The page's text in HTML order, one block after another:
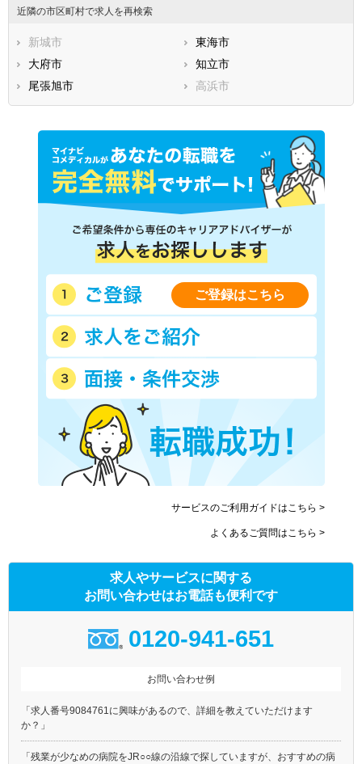
近隣の市区町村で求人を再検索
新城市
東海市
大府市
知立市
尾張旭市
高浜市
ご登録はこちら
サービスのご利用ガイドはこちら >
よくあるご質問はこちら >
求人やサービスに関する
お問い合わせはお電話も便利です
0120-941-651
お問い合わせ例
「求人番号9084761に興味があるので、詳細を教えていただけます
か？」
「残業が少なめの病院をJR○○線の沿線で探していますが、おすすめの病